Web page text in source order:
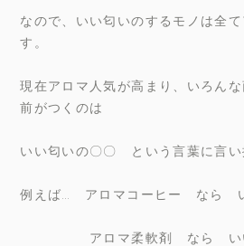
なので、いい匂いのするモノは全
す。
現在アロマ人気が高まり、いろん
前がつくのは
いい匂いの〇〇 という言葉に言い
例えば… アロマコーヒー なら
アロマ柔軟剤 なら いい